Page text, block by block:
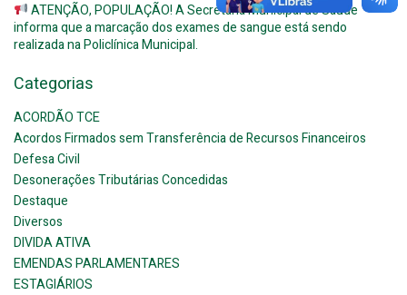
ATENÇÃO, POPULAÇÃO! A Secretaria Municipal de Saúde
informa que a marcação dos exames de sangue está sendo
realizada na Policlínica Municipal.
Categorias
ACORDÃO TCE
Acordos Firmados sem Transferência de Recursos Financeiros
Defesa Civil
Desonerações Tributárias Concedidas
Destaque
Diversos
DIVIDA ATIVA
EMENDAS PARLAMENTARES
ESTAGIÁRIOS